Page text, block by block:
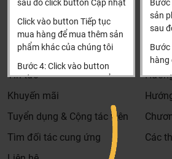
kiểm tra khi đến hạn, khách
hay lưu thông tin gì cả.
Khali Nguyễn - Tri kỷ của
sau đó click button Cập nhật
Click vào button Tiếp tục
mua hàng để mua thêm sản
phẩm khác của chúng tôi
Bước 4: Click vào button
Tiến hành thanh toán để
thanh toán đơn hàng của
Xin cảm ơn khách hàng!!!
Bước
sản
sau
Bước
hàng
Xin
0904501766
Thông tin
Tìm đại lý & Hợp tác
Tin tức
Khuyến mãi
Tuyển dụng & Cộng tác viên
Tìm đối tác cung ứng
Các